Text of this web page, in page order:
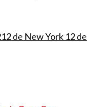
de New York 12 de